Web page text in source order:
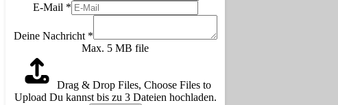
E-Mail *
Deine Nachricht *
Max. 5 MB file
Drag & Drop Files, Choose Files to
Upload Du kannst bis zu 3 Dateien hochladen.